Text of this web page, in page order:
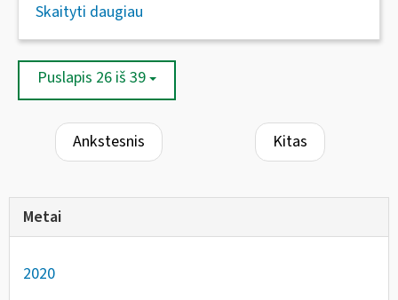
Skaityti daugiau
Puslapis 26 iš 39
Ankstesnis Kitas
Metai
2020